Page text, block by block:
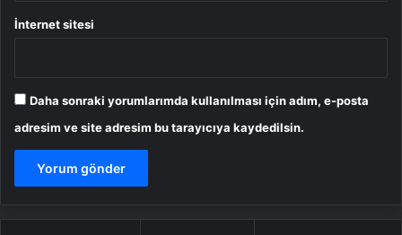
İnternet sitesi
Daha sonraki yorumlarımda kullanılması için adım, e-posta
adresim ve site adresim bu tarayıcıya kaydedilsin.